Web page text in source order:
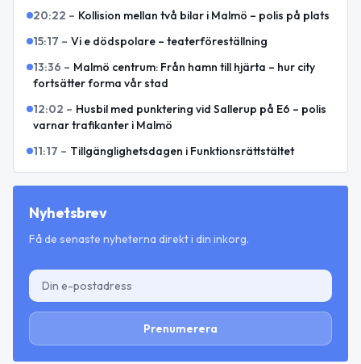
20:22 – Kollision mellan två bilar i Malmö – polis på plats
15:17 – Vi e dödspolare – teaterföreställning
13:36 – Malmö centrum: Från hamn till hjärta – hur city
fortsätter forma vår stad
12:02 – Husbil med punktering vid Sallerup på E6 – polis
varnar trafikanter i Malmö
11:17 – Tillgänglighetsdagen i Funktionsrättstältet
Nyhetsbrev
Få de senaste nyheterna direkt i din inkorg.
Prenumerera